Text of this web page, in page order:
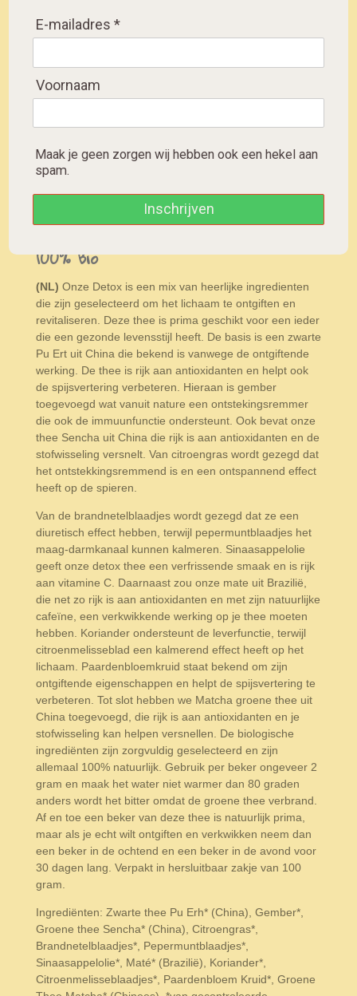
green with many
grün mit vielen
l
e
n
e
a
l
Detox thee ontgift verkwiktRijk
100% Bio
(NL) Onze Detox is een mix van heerlijke ingredienten
die zijn geselecteerd om het lichaam te ontgiften en
revitaliseren. Deze thee is prima geschikt voor een ieder
die een gezonde levensstijl heeft. De basis is een zwarte
Pu Ert uit China die bekend is vanwege de ontgiftende
werking. De thee is rijk aan antioxidanten en helpt ook
de spijsvertering verbeteren. Hieraan is gember
toegevoegd wat vanuit nature een ontstekingsremmer
die ook de immuunfunctie ondersteunt. Ook bevat onze
thee Sencha uit China die rijk is aan antioxidanten en de
stofwisseling versnelt. Van citroengras wordt gezegd dat
het ontstekkingsremmend is en een ontspannend effect
heeft op de spieren.
Van de brandnetelblaadjes wordt gezegd dat ze een
diuretisch effect hebben, terwijl pepermuntblaadjes het
maag-darmkanaal kunnen kalmeren. Sinaasappelolie
geeft onze detox thee een verfrissende smaak en is rijk
aan vitamine C. Daarnaast zou onze mate uit Brazilië,
die net zo rijk is aan antioxidanten en met zijn natuurlijke
cafeïne, een verkwikkende werking op je thee moeten
hebben. Koriander ondersteunt de leverfunctie, terwijl
citroenmelisseblad een kalmerend effect heeft op het
lichaam. Paardenbloemkruid staat bekend om zijn
ontgiftende eigenschappen en helpt de spijsvertering te
verbeteren. Tot slot hebben we Matcha groene thee uit
China toegevoegd, die rijk is aan antioxidanten en je
stofwisseling kan helpen versnellen. De biologische
ingrediënten zijn zorgvuldig geselecteerd en zijn
allemaal 100% natuurlijk. Gebruik per beker ongeveer 2
gram en maak het water niet warmer dan 80 graden
anders wordt het bitter omdat de groene thee verbrand.
Af en toe een beker van deze thee is natuurlijk prima,
maar als je echt wilt ontgiften en verkwikken neem dan
een beker in de ochtend en een beker in de avond voor
30 dagen lang. Verpakt in hersluitbaar zakje van 100
gram.
Ingrediënten: Zwarte thee Pu Erh* (China), Gember*,
Groene thee Sencha* (China), Citroengras*,
Brandnetelblaadjes*, Pepermuntblaadjes*,
Sinaasappelolie*, Maté* (Brazilië), Koriander*,
Citroenmelisseblaadjes*, Paardenbloem Kruid*, Groene
E-mailadres *
Voornaam
Maak je geen zorgen wij hebben ook een hekel aan
spam.
Inschrijven